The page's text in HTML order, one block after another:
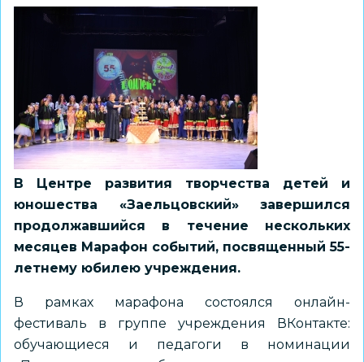
В Центре развития творчества детей и
юношества «Заельцовский» завершился
продолжавшийся в течение нескольких
месяцев Марафон событий, посвященный 55-
летнему юбилею учреждения.
В рамках марафона состоялся онлайн-
фестиваль в группе учреждения ВКонтакте:
обучающиеся и педагоги в номинации